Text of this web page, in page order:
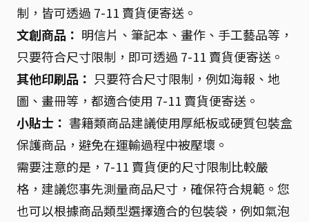
制，皆可透過 7-11 賣貨便寄送。
文創商品： 明信片、筆記本、畫作、手工藝品等，
只要符合尺寸限制，即可透過 7-11 賣貨便寄送。
其他印刷品： 只要符合尺寸限制，例如海報、地
圖、畫冊等，都適合使用 7-11 賣貨便寄送。
小貼士： 書籍類商品建議使用厚紙板或硬質包裝盒
保護商品，避免在運輸過程中被壓壞。
需要注意的是，7-11 賣貨便的尺寸限制比較嚴
格，建議您事先測量商品尺寸，確保符合規範。您
也可以根據商品類型選擇適合的包裝袋，例如氣泡